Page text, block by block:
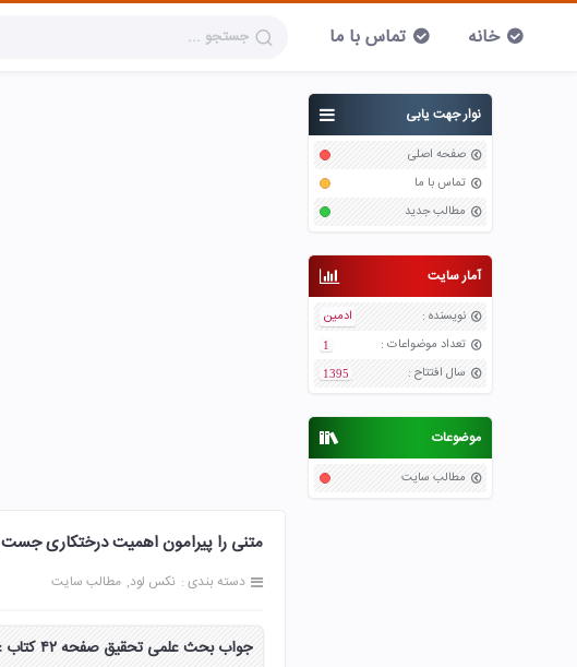
خانه تماس با ما
نوار جهت یابی
صفحه اصلی
تماس با ما
مطالب جدید
آمار سایت
نویسنده :
ادمین
تعداد موضواعات :
1
سال افتتاح :
1395
موضوعات
مطالب سایت
متنی را پیرامون اهمیت درختکاری جست و جو
دسته بندی : نکس لود مطالب سایت
جواب